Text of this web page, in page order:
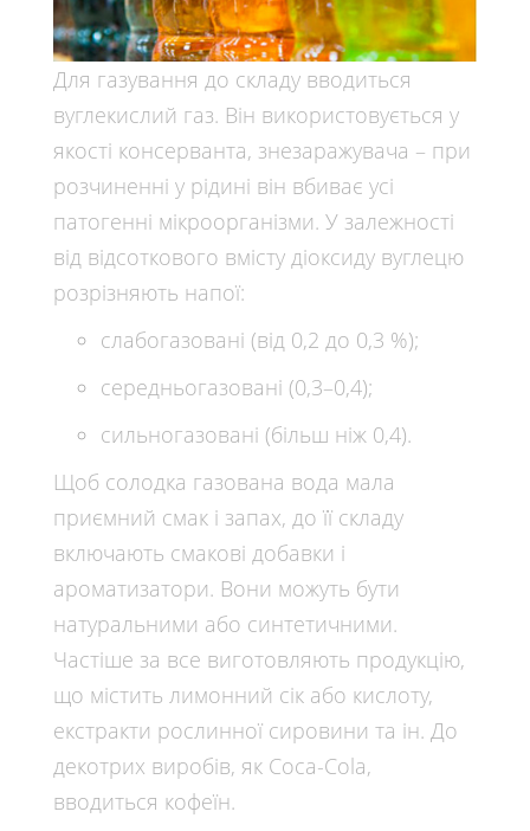
Для газування до складу вводиться
вуглекислий газ. Він використовується у
якості консерванта, знезаражувача – при
розчиненні у рідині він вбиває усі
патогенні мікроорганізми. У залежності
від відсоткового вмісту діоксиду вуглецю
розрізняють напої:
слабогазовані (від 0,2 до 0,3 %);
середньогазовані (0,3–0,4);
сильногазовані (більш ніж 0,4).
Щоб солодка газована вода мала
приємний смак і запах, до її складу
включають смакові добавки і
ароматизатори. Вони можуть бути
натуральними або синтетичними.
Частіше за все виготовляють продукцію,
що містить лимонний сік або кислоту,
екстракти рослинної сировини та ін. До
декотрих виробів, як Coca-Cola,
вводиться кофеїн.